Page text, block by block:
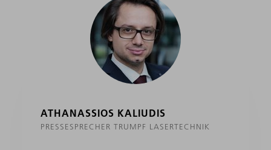
ATHANASSIOS KALIUDIS
PRESSESPRECHER TRUMPF LASERTECHNIK